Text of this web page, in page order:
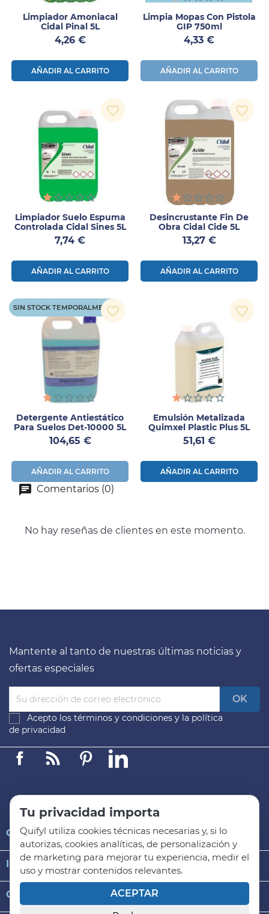
Limpiador Amoniacal
Cidal Pinal 5L
Precio
4,26 €
AÑADIR AL CARRITO
Limpia Mopas Con Pistola
GIP 750ml
Precio
4,33 €
AÑADIR AL CARRITO
Limpiador Suelo Espuma
Controlada Cidal Sines 5L
Precio
7,74 €
AÑADIR AL CARRITO
favorite_border
Desincrustante Fin De
Obra Cidal Cide 5L
Precio
13,27 €
AÑADIR AL CARRITO
favorite_border
Detergente Antiestático
Para Suelos Det-10000 5L
Precio
104,65 €
AÑADIR AL CARRITO
SIN STOCK TEMPORALMENTE
favorite_border
Emulsión Metalizada
Quimxel Plastic Plus 5L
Precio
51,61 €
AÑADIR AL CARRITO
favorite_border
Comentarios (0)
No hay reseñas de clientes en este momento.
Mantente al tanto de nuestras últimas noticias y
ofertas especiales
Acepto los términos y condiciones y la política
de privacidad
FacebookLinkedinPinterest
QUIFYL
INFORMACIÓN GENERAL 
CATEGORÍAS DE PRODUCTO
Tu privacidad importa
Quifyl utiliza cookies técnicas necesarias y, si lo
autorizas, cookies analíticas, de personalización y
de marketing para mejorar tu experiencia, medir el
uso y mostrar contenidos relevantes.
ACEPTAR